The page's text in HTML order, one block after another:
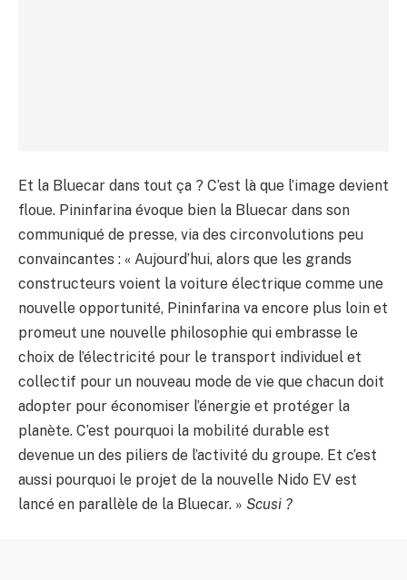
Et la Bluecar dans tout ça ? C’est là que l’image devient
floue. Pininfarina évoque bien la Bluecar dans son
communiqué de presse, via des circonvolutions peu
convaincantes : « Aujourd’hui, alors que les grands
constructeurs voient la voiture électrique comme une
nouvelle opportunité, Pininfarina va encore plus loin et
promeut une nouvelle philosophie qui embrasse le
choix de l’électricité pour le transport individuel et
collectif pour un nouveau mode de vie que chacun doit
adopter pour économiser l’énergie et protéger la
planète. C’est pourquoi la mobilité durable est
devenue un des piliers de l’activité du groupe. Et c’est
aussi pourquoi le projet de la nouvelle Nido EV est
lancé en parallèle de la Bluecar. » Scusi ?